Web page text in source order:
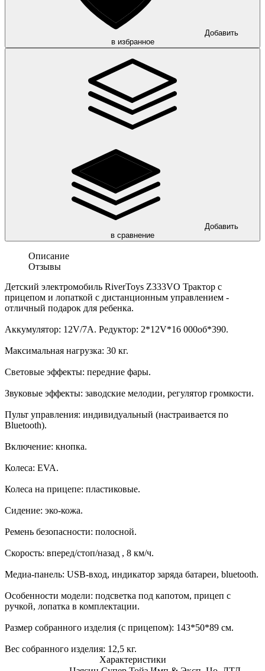
Добавить
в избранное
Добавить
в сравнение
Описание
Отзывы
Детский электромобиль RiverToys Z333VO Трактор с
прицепом и лопаткой с дистанционным управлением -
отличный подарок для ребенка.
Аккумулятор: 12V/7А. Редуктор: 2*12V*16 000об*390.
Максимальная нагрузка: 30 кг.
Световые эффекты: передние фары.
Звуковые эффекты: заводские мелодии, регулятор громкости.
Пульт управления: индивидуальный (настраивается по
Bluetooth).
Включение: кнопка.
Колеса: EVA.
Колеса на прицепе: пластиковые.
Сидение: эко-кожа.
Ремень безопасности: полосной.
Скорость: вперед/стоп/назад , 8 км/ч.
Медиа-панель: USB-вход, индикатор заряда батареи, bluetooth.
Особенности модели: подсветка под капотом, прицеп с
ручкой, лопатка в комплектации.
Размер собранного изделия (с прицепом): 143*50*89 см.
Вес собранного изделия: 12,5 кг.
Характеристики